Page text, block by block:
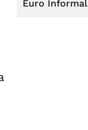
Euro Informal